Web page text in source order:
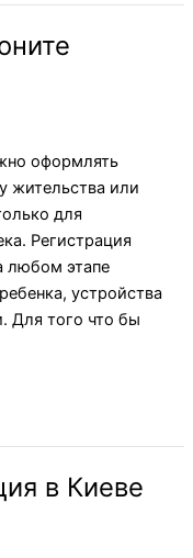
оформлять
жительства или
для
Регистрация
любом этапе
устройства
Для того что бы
в Киеве